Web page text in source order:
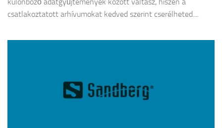
különböző adatgyűjtemények között váltasz, hiszen a
csatlakoztatott arhívumokat kedved szerint cserélheted....